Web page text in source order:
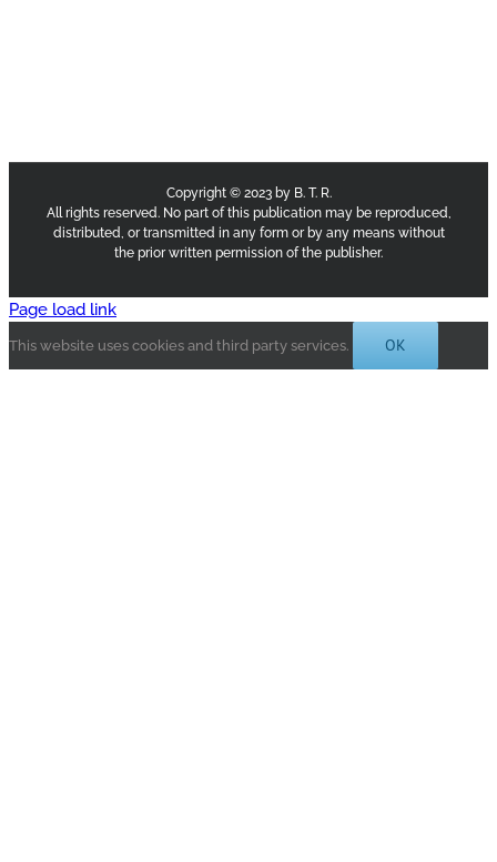
Copyright © 2023 by B. T. R.
All rights reserved. No part of this publication may be reproduced,
distributed, or transmitted in any form or by any means without
the prior written permission of the publisher.
Page load link
This website uses cookies and third party services. OK